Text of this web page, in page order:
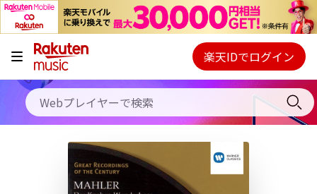
キャンペーン
料金プラン
使い方
初回30日間無料お試し
Webプレイヤー
ご契約内容の確認・変更
楽天IDでログイン